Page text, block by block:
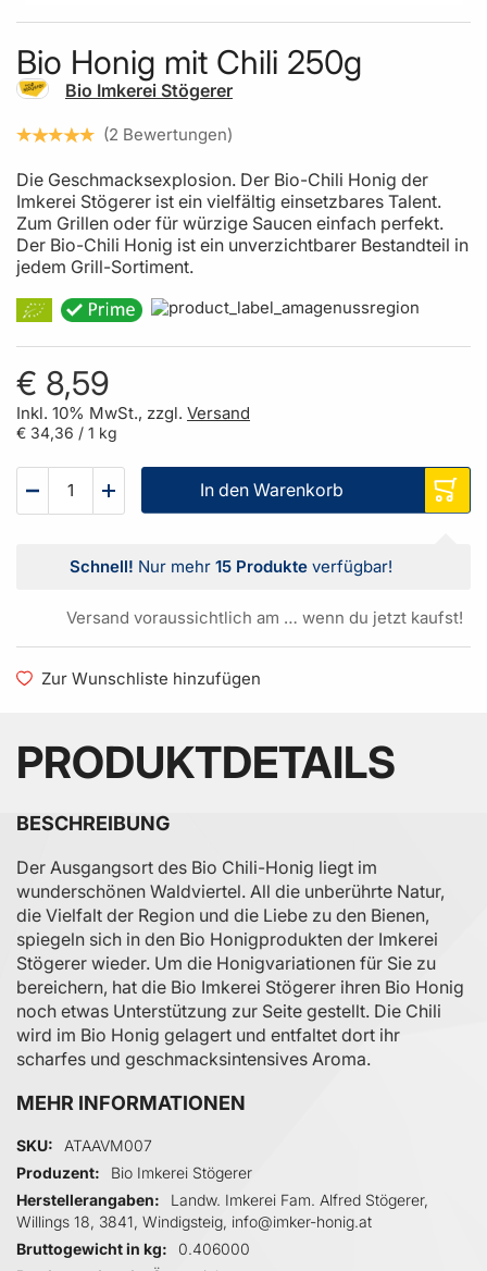
Skip to the beginning of the images gallery
Bio Honig mit Chili 250g
Bio Imkerei Stögerer
2 Bewertungen
Die Geschmacksexplosion. Der Bio-Chili Honig der
Imkerei Stögerer ist ein vielfältig einsetzbares Talent.
Zum Grillen oder für würzige Saucen einfach perfekt.
Der Bio-Chili Honig ist ein unverzichtbarer Bestandteil in
jedem Grill-Sortiment.
€ 8,59
Inkl. 10% MwSt., zzgl. Versand
€ 34,36 / 1 kg
In den Warenkorb
Schnell! Nur mehr 15 Produkteverfügbar!
Versand voraussichtlich am … wenn du jetzt kaufst!
Zur Wunschliste hinzufügen
PRODUKTDETAILS
BESCHREIBUNG
Der Ausgangsort des Bio Chili-Honig liegt im
wunderschönen Waldviertel. All die unberührte Natur,
die Vielfalt der Region und die Liebe zu den Bienen,
spiegeln sich in den Bio Honigprodukten der Imkerei
Stögerer wieder. Um die Honigvariationen für Sie zu
bereichern, hat die Bio Imkerei Stögerer ihren Bio Honig
noch etwas Unterstützung zur Seite gestellt. Die Chili
wird im Bio Honig gelagert und entfaltet dort ihr
scharfes und geschmacksintensives Aroma.
MEHR INFORMATIONEN
Mehr Informationen
SKU
ATAAVM007
Produzent
Bio Imkerei Stögerer
Herstellerangaben
Landw. Imkerei Fam. Alfred Stögerer,
Willings 18, 3841, Windigsteig, info@imker-honig.at
Bruttogewicht in kg
0.406000